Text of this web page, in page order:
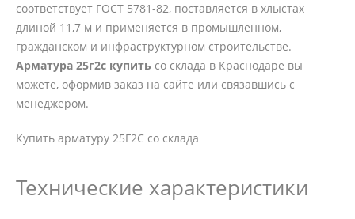
соответствует ГОСТ 5781-82, поставляется в хлыстах
длиной 11,7 м и применяется в промышленном,
гражданском и инфраструктурном строительстве.
Арматура 25г2с купить со склада в Краснодаре вы
можете, оформив заказ на сайте или связавшись с
менеджером.
Купить арматуру 25Г2С со склада
Технические характеристики